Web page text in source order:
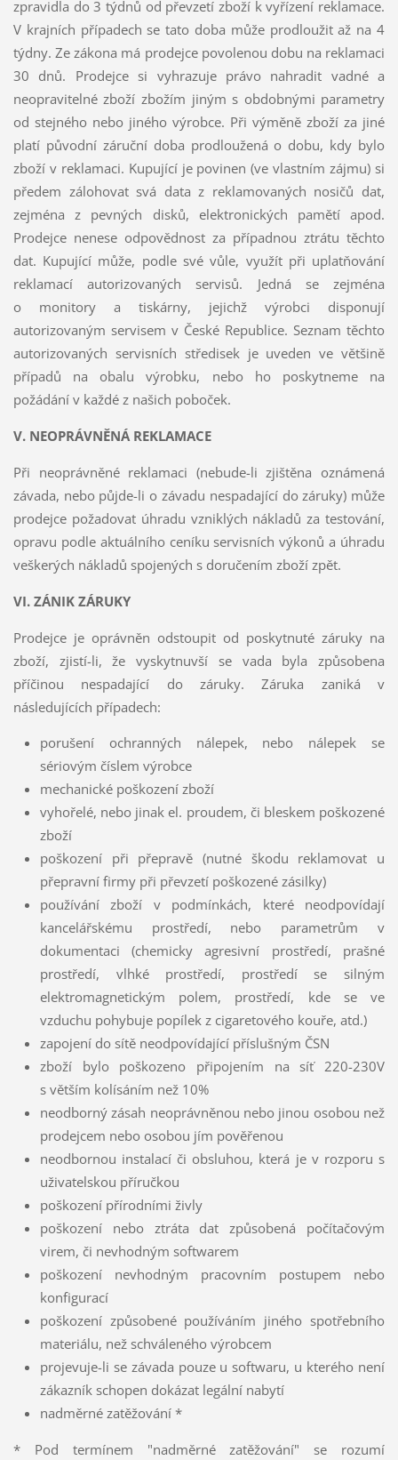
zpravidla do 3 týdnů od převzetí zboží k vyřízení reklamace.
V krajních případech se tato doba může prodloužit až na 4
týdny. Ze zákona má prodejce povolenou dobu na reklamaci
30 dnů. Prodejce si vyhrazuje právo nahradit vadné a
neopravitelné zboží zbožím jiným s obdobnými parametry
od stejného nebo jiného výrobce. Při výměně zboží za jiné
platí původní záruční doba prodloužená o dobu, kdy bylo
zboží v reklamaci. Kupující je povinen (ve vlastním zájmu) si
předem zálohovat svá data z reklamovaných nosičů dat,
zejména z pevných disků, elektronických pamětí apod.
Prodejce nenese odpovědnost za případnou ztrátu těchto
dat. Kupující může, podle své vůle, využít při uplatňování
reklamací autorizovaných servisů. Jedná se zejména
o monitory a tiskárny, jejichž výrobci disponují
autorizovaným servisem v České Republice. Seznam těchto
autorizovaných servisních středisek je uveden ve většině
případů na obalu výrobku, nebo ho poskytneme na
požádání v každé z našich poboček.
V. NEOPRÁVNĚNÁ REKLAMACE
Při neoprávněné reklamaci (nebude-li zjištěna oznámená
závada, nebo půjde-li o závadu nespadající do záruky) může
prodejce požadovat úhradu vzniklých nákladů za testování,
opravu podle aktuálního ceníku servisních výkonů a úhradu
veškerých nákladů spojených s doručením zboží zpět.
VI. ZÁNIK ZÁRUKY
Prodejce je oprávněn odstoupit od poskytnuté záruky na
zboží, zjistí-li, že vyskytnuvší se vada byla způsobena
příčinou nespadající do záruky. Záruka zaniká v
následujících případech:
porušení ochranných nálepek, nebo nálepek se
sériovým číslem výrobce
mechanické poškození zboží
vyhořelé, nebo jinak el. proudem, či bleskem poškozené
zboží
poškození při přepravě (nutné škodu reklamovat u
přepravní firmy při převzetí poškozené zásilky)
používání zboží v podmínkách, které neodpovídají
kancelářskému prostředí, nebo parametrům v
dokumentaci (chemicky agresivní prostředí, prašné
prostředí, vlhké prostředí, prostředí se silným
elektromagnetickým polem, prostředí, kde se ve
vzduchu pohybuje popílek z cigaretového kouře, atd.)
zapojení do sítě neodpovídající příslušným ČSN
zboží bylo poškozeno připojením na síť 220-230V
s větším kolísáním než 10%
neodborný zásah neoprávněnou nebo jinou osobou než
prodejcem nebo osobou jím pověřenou
neodbornou instalací či obsluhou, která je v rozporu s
uživatelskou příručkou
poškození přírodními živly
poškození nebo ztráta dat způsobená počítačovým
virem, či nevhodným softwarem
poškození nevhodným pracovním postupem nebo
konfigurací
poškození způsobené používáním jiného spotřebního
materiálu, než schváleného výrobcem
projevuje-li se závada pouze u softwaru, u kterého není
zákazník schopen dokázat legální nabytí
nadměrné zatěžování *
* Pod termínem "nadměrné zatěžování" se rozumí